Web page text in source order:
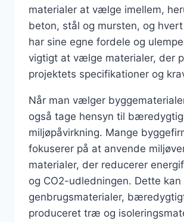
materialer at vælge imellem,
beton, stål og mursten, og
har sine egne fordele og
vigtigt at vælge materialer, der
projektets specifikationer og
Når man vælger
også tage hensyn til
miljøpåvirkning. Mange
fokuserer på at anvende
materialer, der reducerer
og CO2-udledningen. Dette
genbrugsmaterialer,
produceret træ og